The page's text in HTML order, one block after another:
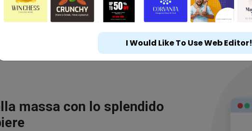
massa con lo splendido
I Would Like To Use Web Editor!